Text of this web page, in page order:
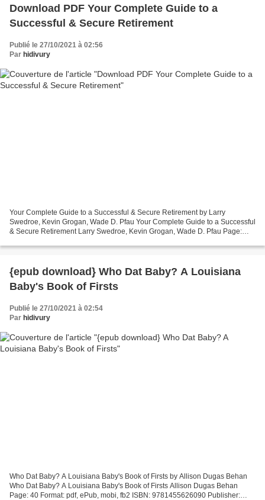
Download PDF Your Complete Guide to a
Successful & Secure Retirement
Publié le 27/10/2021 à 02:56
Par hidivury
Your Complete Guide to a Successful & Secure Retirement by Larry
Swedroe, Kevin Grogan, Wade D. Pfau Your Complete Guide to a Successful
& Secure Retirement Larry Swedroe, Kevin Grogan, Wade D. Pfau Page:
{epub download} Who Dat Baby? A Louisiana
Baby's Book of Firsts
Publié le 27/10/2021 à 02:54
Par hidivury
Who Dat Baby? A Louisiana Baby's Book of Firsts by Allison Dugas Behan
Who Dat Baby? A Louisiana Baby's Book of Firsts Allison Dugas Behan
Page: 40 Format: pdf, ePub, mobi, fb2 ISBN: 9781455626090 Publisher: